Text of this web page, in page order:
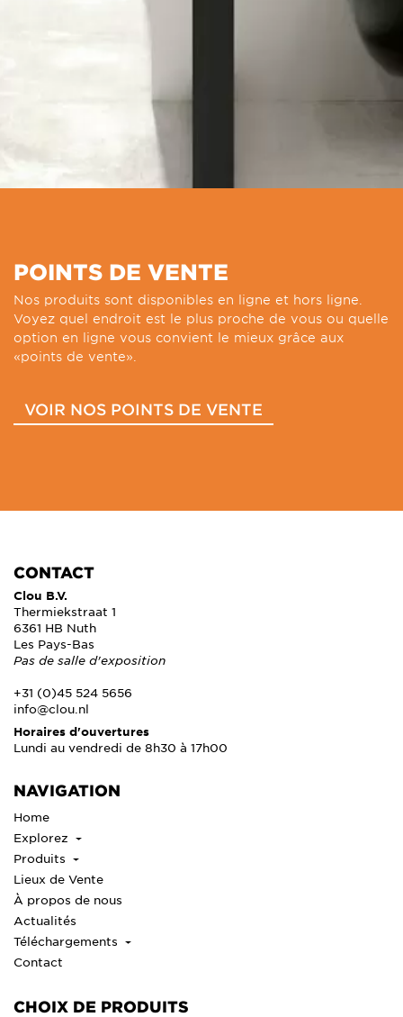
POINTS DE VENTE
Nos produits sont disponibles en ligne et hors ligne.
Voyez quel endroit est le plus proche de vous ou quelle
option en ligne vous convient le mieux grâce aux
«points de vente».
VOIR NOS POINTS DE VENTE
CONTACT
Clou B.V.
Thermiekstraat 1
6361 HB Nuth
Les Pays-Bas
Pas de salle d'exposition
+31 (0)45 524 5656
info@clou.nl
Horaires d'ouvertures
Lundi au vendredi de 8h30 à 17h00
NAVIGATION
Home
Explorez
Produits
Lieux de Vente
À propos de nous
Actualités
Téléchargements
Contact
CHOIX DE PRODUITS